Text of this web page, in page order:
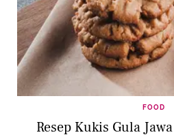
FOOD
Resep Kukis Gula